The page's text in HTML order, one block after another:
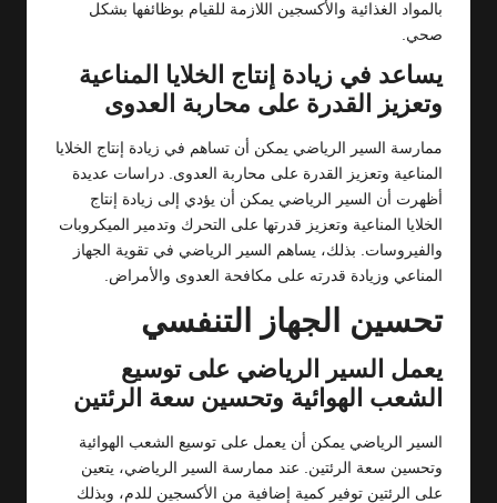
بالمواد الغذائية والأكسجين اللازمة للقيام بوظائفها بشكل
صحي.
يساعد في زيادة إنتاج الخلايا المناعية
وتعزيز القدرة على محاربة العدوى
ممارسة السير الرياضي يمكن أن تساهم في زيادة إنتاج الخلايا
المناعية وتعزيز القدرة على محاربة العدوى. دراسات عديدة
أظهرت أن السير الرياضي يمكن أن يؤدي إلى زيادة إنتاج
الخلايا المناعية وتعزيز قدرتها على التحرك وتدمير الميكروبات
والفيروسات. بذلك، يساهم السير الرياضي في تقوية الجهاز
المناعي وزيادة قدرته على مكافحة العدوى والأمراض.
تحسين الجهاز التنفسي
يعمل السير الرياضي على توسيع
الشعب الهوائية وتحسين سعة الرئتين
السير الرياضي يمكن أن يعمل على توسيع الشعب الهوائية
وتحسين سعة الرئتين. عند ممارسة السير الرياضي، يتعين
على الرئتين توفير كمية إضافية من الأكسجين للدم، وبذلك